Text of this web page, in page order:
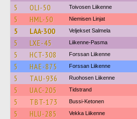
5 OLI-50 Toivosen Liikenne
5 HML-50 Niemisen Linjat
5 LAA-300 Veljekset Salmela
5 LXE-45 Liikenne-Pasma
5 HCT-308 Forssan Liikenne
5 HAE-875 Forssan Liikenne
5 TAU-936 Ruohosen Liikenne
5 UAC-205 Tidstrand
5 TBT-173 Bussi-Ketonen
5 HLU-285 Vekka Liikenne